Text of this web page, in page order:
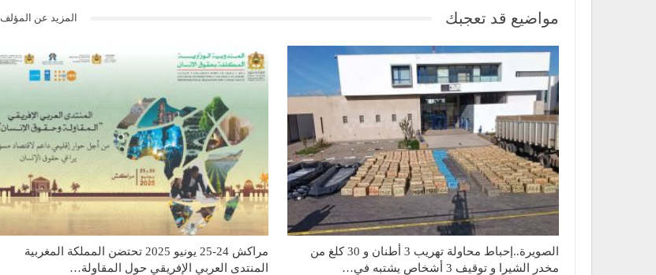
مواضيع قد تعجبك المزيد عن المؤلف
الصويرة..إحباط محاولة تهريب 3 أطنان و 30 كلغ من
مخدر الشيرا و توقيف 3 أشخاص يشتبه في…
مراكش 24-25 يونيو 2025 تحتضن المملكة المغربية
المنتدى العربي الإفريقي حول المقاولة…